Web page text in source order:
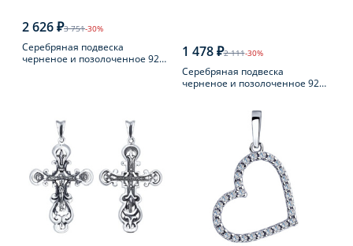
2 626 ₽3 751-30%
Серебряная подвеска
черненое и позолоченное 925
1 478 ₽2 111-30%
Серебряная подвеска
черненое и позолоченное 925